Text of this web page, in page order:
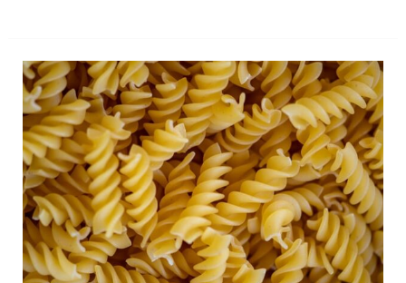
Ranking
makaronów
dla
insulinoopornych